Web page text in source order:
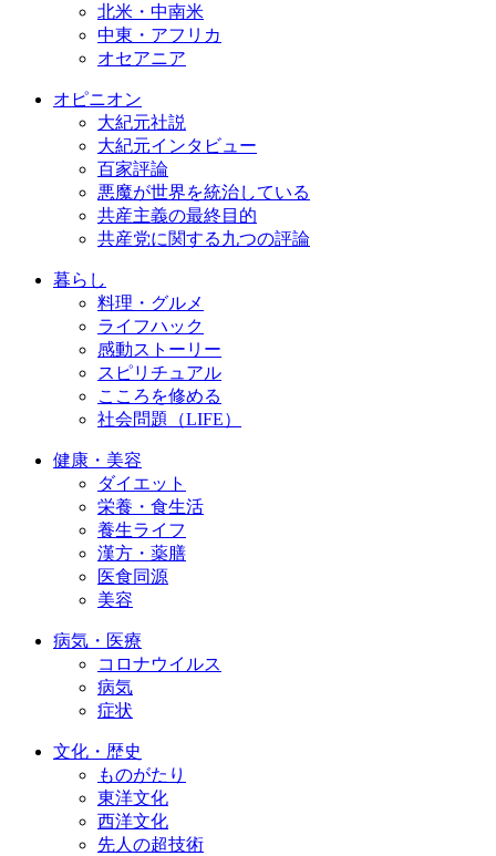
北米・中南米
中東・アフリカ
オセアニア
オピニオン
大紀元社説
大紀元インタビュー
百家評論
悪魔が世界を統治している
共産主義の最終目的
共産党に関する九つの評論
暮らし
料理・グルメ
ライフハック
感動ストーリー
スピリチュアル
こころを修める
社会問題（LIFE）
健康・美容
ダイエット
栄養・食生活
養生ライフ
漢方・薬膳
医食同源
美容
病気・医療
コロナウイルス
病気
症状
文化・歴史
ものがたり
東洋文化
西洋文化
先人の超技術